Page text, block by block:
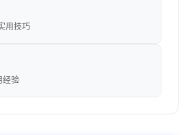
用技巧
经验